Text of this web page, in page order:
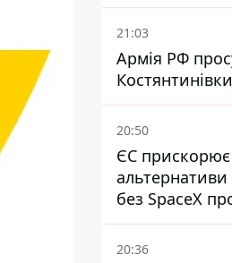
21:03
Армія РФ
20:50
ЄС прискорює
без SpaceX
обійтися
20:36